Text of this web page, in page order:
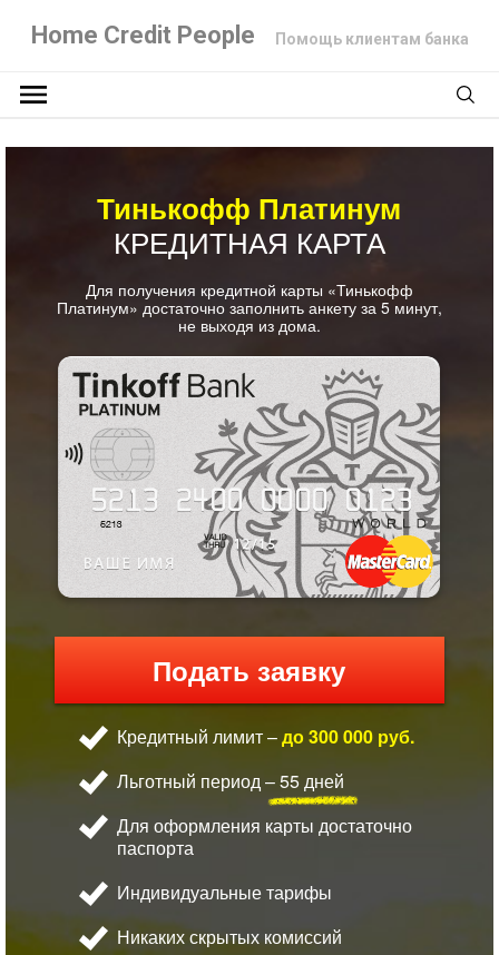
Home Credit People Помощь клиентам банка
Тинькофф Платинум
КРЕДИТНАЯ КАРТА
Для получения кредитной карты «Тинькофф
Платинум» достаточно заполнить анкету за 5 минут,
не выходя из дома.
Подать заявку
Кредитный лимит –до 300 000 руб.
Льготный период –55 дней
Для оформления карты достаточно
паспорта
Индивидуальные тарифы
Никаких скрытых комиссий